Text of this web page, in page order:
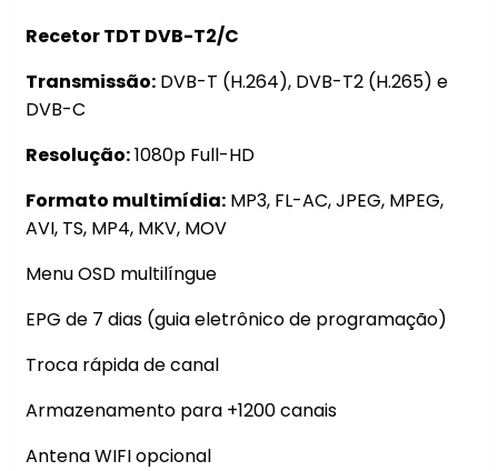
Recetor TDT DVB-T2/C
Transmissão: DVB-T (H.264), DVB-T2 (H.265) e
DVB-C
Resolução:1080p Full-HD
Formato multimídia: MP3, FL-AC, JPEG, MPEG,
AVI, TS, MP4, MKV, MOV
Menu OSD multilíngue
EPG de 7 dias (guia eletrônico de programação)
Troca rápida de canal
Armazenamento para +1200 canais
Antena WIFI opcional